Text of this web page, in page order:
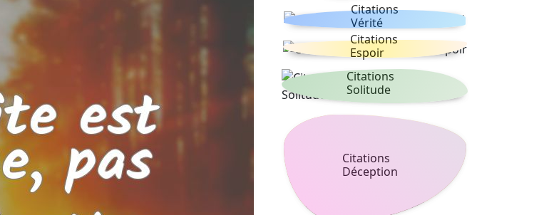
Citations
Vérité
Citations
Espoir
Citations
Solitude
Citations
Déception